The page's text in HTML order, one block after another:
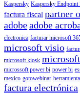
Kaspersky Kaspersky
factura fiscal partner
adobeadobe
electronica facturar microsoft
microsoft visio
microsoft kiosk
microssoft power bi power bi
mexico gotowebinar herramienta
factura electrónica